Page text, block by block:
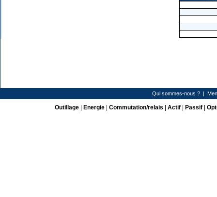
Qui sommes-nous ? |
Outillage| Energie| Commutation/relais Actif| Passif|